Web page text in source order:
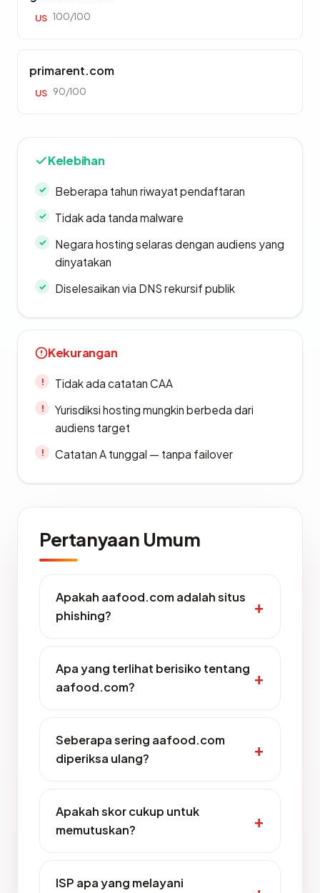
US 100/100
primarent.com
US 90/100
Kelebihan
Beberapa tahun riwayat pendaftaran
Tidak ada tanda malware
Negara hosting selaras dengan audiens yang
dinyatakan
Diselesaikan via DNS rekursif publik
Kekurangan
Tidak ada catatan CAA
Yurisdiksi hosting mungkin berbeda dari
audiens target
Catatan A tunggal — tanpa failover
Pertanyaan Umum
Apakah aafood.com adalah situs
phishing?
Apa yang terlihat berisiko tentang
aafood.com?
Seberapa sering aafood.com
diperiksa ulang?
Apakah skor cukup untuk
memutuskan?
ISP apa yang melayani